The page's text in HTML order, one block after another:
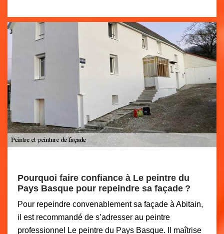
Pourquoi faire confiance à Le peintre du
Pays Basque pour repeindre sa façade ?
Pour repeindre convenablement sa façade à Abitain,
il est recommandé de s’adresser au peintre
professionnel Le peintre du Pays Basque. Il maîtrise